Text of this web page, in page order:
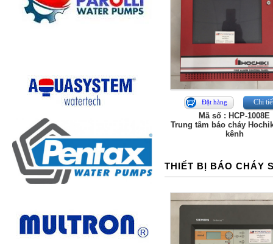
Đặt hàng Chi
Mã số : HCP-1008E
Trung tâm báo cháy
kênh
THIẾT BỊ BÁO CHÁY